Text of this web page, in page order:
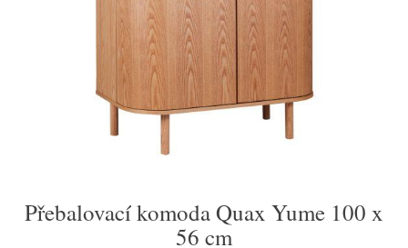
Přebalovací komoda Quax Yume 100 x
56 cm